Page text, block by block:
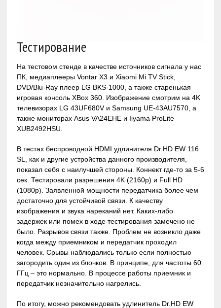
Тестирование
На тестовом стенде в качестве источников сигнала у нас
ПК, медиаплееры Vontar X3 и Xiaomi Mi TV Stick,
DVD/Blu-Ray плеер LG BKS-1000, а также старенькая
игровая консоль XBox 360. Изображение смотрим на 4K
телевизорах LG 43UF680V и Samsung UE-43AU7570, а
также мониторах Asus VA24EHE и Iiyama ProLite
XUB2492HSU.
В тестах беспроводной HDMI удлинителя Dr.HD EW 116
SL, как и другие устройства данного производителя,
показал себя с наилучшей стороны. Коннект где-то за 5-6
сек. Тестировали разрешения 4K (2160р) и Full HD
(1080p). Заявленной мощности передатчика более чем
достаточно для устойчивой связи. К качеству
изображения и звука нареканий нет. Каких-либо
задержек или помех в ходе тестирования замечено не
было. Разрывов связи также. Проблем не возникло даже
когда между приемником и передатчик проходил
человек. Срывы наблюдались только если полностью
загородить один из блочков. В принципе, для частоты 60
ГГц – это нормально. В процессе работы приемник и
передатчик незначительно нагрелись.
По итогу, можно рекомендовать удлинитель Dr.HD EW